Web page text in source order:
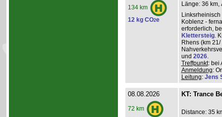
134 km
12 kg CO2e
Länge: 36 km,
Koblenz -
erforderlich,
Klettersteig.
Rhens (km
und 2026.
Treffpunkt: bei
Anmeldung:
Leitung: Jens
08.08.2026
72 km
KT: Trance
Distance: 35